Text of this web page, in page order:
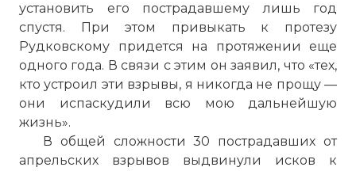
установить его пострадавшему лишь год
спустя. При этом привыкать к протезу
Рудковскому придется на протяжении еще
одного года. В связи с этим он заявил, что «тех,
кто устроил эти взрывы, я никогда не прощу —
они испаскудили всю мою дальнейшую
жизнь».
В общей сложности 30 пострадавших от
апрельских взрывов выдвинули исков к